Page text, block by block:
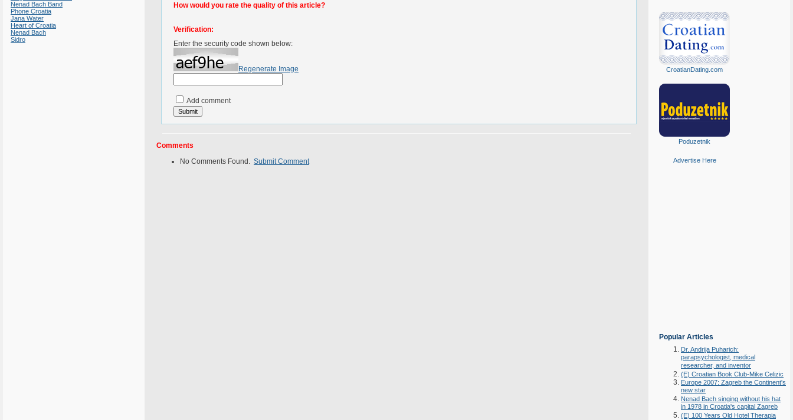
Nenad Bach Band
Phone Croatia
Jana Water
Heart of Croatia
Nenad Bach
Sidro
How would you rate the quality of this article?
Verification:
Enter the security code shown below:
Regenerate Image
Add comment
Comments
No Comments Found. Submit Comment
CroatianDating.com
Poduzetnik
Advertise Here
Popular Articles
Dr. Andrija Puharich:
parapsychologist, medical
researcher, and inventor
(E) Croatian Book Club-Mike Celizic
Europe 2007: Zagreb the Continent's
new star
Nenad Bach singing without his hat
in 1978 in Croatia's capital Zagreb
(E) 100 Years Old Hotel Therapia